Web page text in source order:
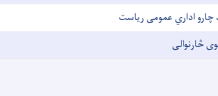
چارو اداري عمومی ریاست
څارنوالی